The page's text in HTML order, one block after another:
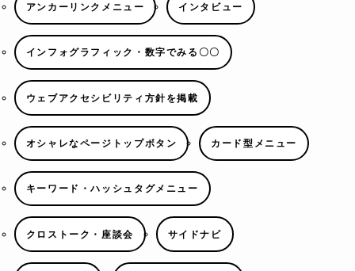
アンカーリンクメニュー インタビュー
インフォグラフィック・数字でみる〇〇
ウェブアクセシビリティ方針を掲載
オシャレなページトップボタン カード型メニュー
キーワード・ハッシュタグメニュー
クロストーク・座談会 サイドナビ